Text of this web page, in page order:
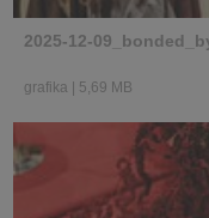
2025-12-
grafika 5,69 MB